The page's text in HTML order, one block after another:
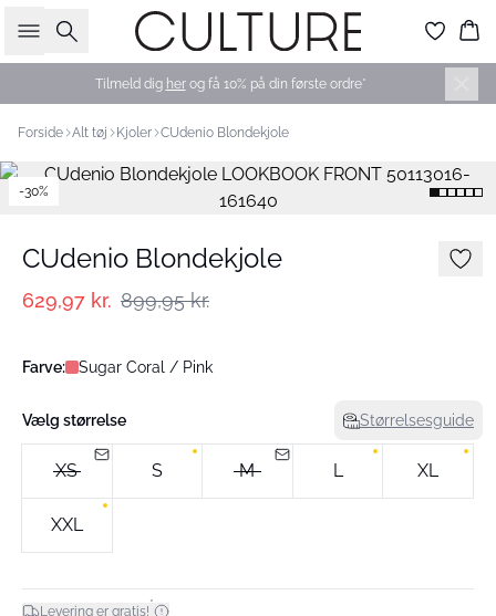
Søg
Tilmeld dig herog få 10% på din første ordre*
Forside Alt tøj Kjoler CUdenio Blondekjole
-30%
CUdenio Blondekjole
629,97 kr. 899,95 kr.
Farve: Sugar Coral / Pink
Vælg størrelse Størrelsesguide
XS S M L XL
XXL
Levering er gratis!*